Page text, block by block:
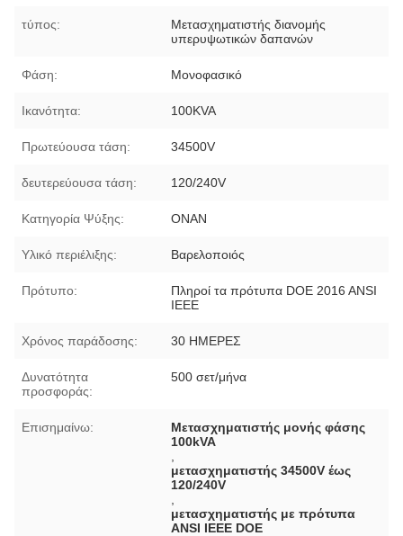
τύπος:
Μετασχηματιστής διανομής
υπερυψωτικών δαπανών
Φάση: Μονοφασικό
Ικανότητα: 100KVA
Πρωτεύουσα τάση: 34500V
δευτερεύουσα τάση: 120/240V
Κατηγορία Ψύξης: ΟΝΑΝ
Υλικό περιέλιξης: Βαρελοποιός
Πρότυπο:
Πληροί τα πρότυπα DOE 2016 ANSI
IEEE
Χρόνος παράδοσης: 30 ΗΜΕΡΕΣ
Δυνατότητα
προσφοράς:
500 σετ/μήνα
Επισημαίνω:
Μετασχηματιστής μονής φάσης
100kVA
μετασχηματιστής 34500V έως
120/240V
μετασχηματιστής με πρότυπα
ANSI IEEE DOE